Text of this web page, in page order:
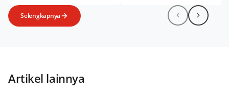
Selengkapnya
Artikel lainnya